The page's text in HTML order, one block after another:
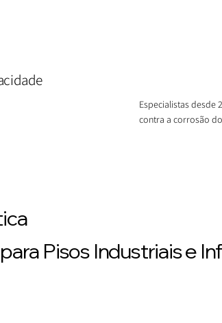
Especialistas desde
contra a corrosão
Pisos Industriais e